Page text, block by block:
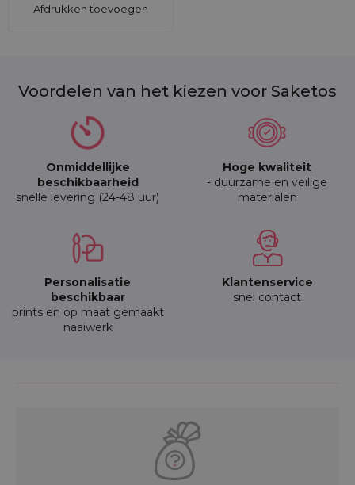
Afdrukken toevoegen
Voordelen van het kiezen voor Saketos
Onmiddellijke
beschikbaarheid
snelle levering (24-48 uur)
Hoge kwaliteit
- duurzame en veilige
materialen
Personalisatie
beschikbaar
prints en op maat gemaakt
naaiwerk
Klantenservice
snel contact